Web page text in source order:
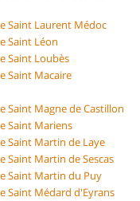
Saint Laurent Médoc
Saint Léon
Saint Loubès
Saint Macaire
Saint Magne de Castillon
Saint Mariens
Saint Martin de Laye
Saint Martin de Sescas
Saint Martin du Puy
Saint Médard d'Eyrans